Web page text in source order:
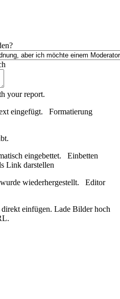
your report.
eingefügt. Formatierung
eingebettet. Einbetten
Link darstellen
wiederhergestellt. Editor
einfügen. Lade Bilder hoch